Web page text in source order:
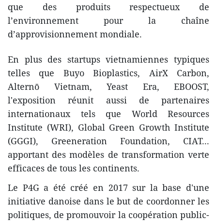
que des produits respectueux de
l’environnement pour la chaîne
d’approvisionnement mondiale.
En plus des startups vietnamiennes typiques
telles que Buyo Bioplastics, AirX Carbon,
Alternō Vietnam, Yeast Era, EBOOST,
l'exposition réunit aussi de partenaires
internationaux tels que World Resources
Institute (WRI), Global Green Growth Institute
(GGGI), Greeneration Foundation, CIAT...
apportant des modèles de transformation verte
efficaces de tous les continents.
Le P4G a été créé en 2017 sur la base d'une
initiative danoise dans le but de coordonner les
politiques, de promouvoir la coopération public-